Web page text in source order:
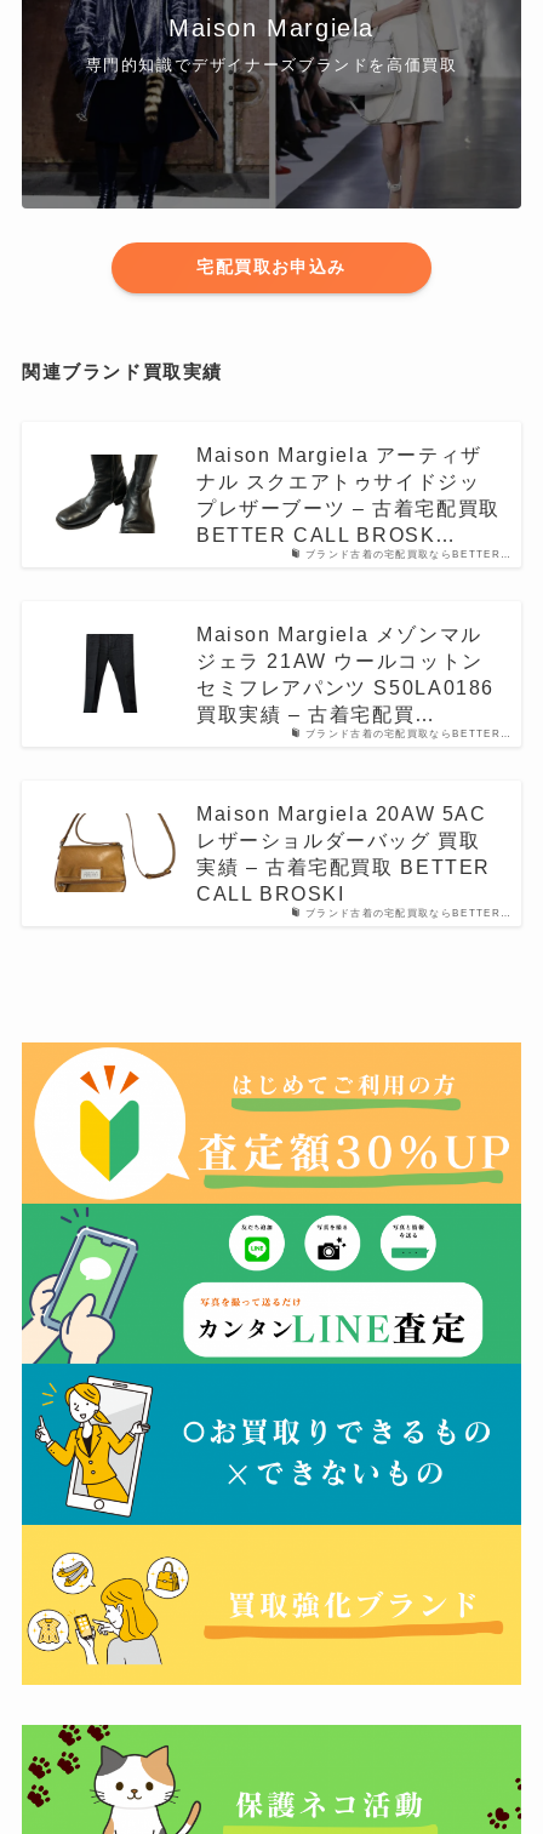
Maison Margiela
専門的知識でデザイナーズブランドを高価買取
宅配買取お申込み
関連ブランド買取実績
ブランド古着の宅配買取ならBETTER…
Maison Margiela アーティザ
ナル スクエアトゥサイドジッ
プレザーブーツ – 古着宅配買取
BETTER CALL BROSK…
ブランド古着の宅配買取ならBETTER…
Maison Margiela メゾンマル
ジェラ 21AW ウールコットン
セミフレアパンツ S50LA0186
買取実績 – 古着宅配買…
ブランド古着の宅配買取ならBETTER…
Maison Margiela 20AW 5AC
レザーショルダーバッグ 買取
実績 – 古着宅配買取 BETTER
CALL BROSKI